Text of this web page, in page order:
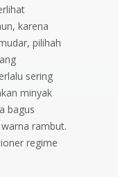
karena
pilihah
sering
minyak
bagus
rambut.
regime